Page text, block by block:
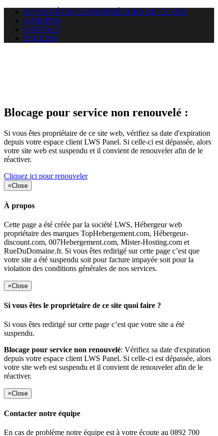
SI VOUS ÊTES LE PROPRIÉTAIRE DE CE SITE
A PROPOS
CONTACT
ENGLISH
Blocage pour service non renouvelé :
Si vous êtes propriétaire de ce site web, vérifiez sa date d'expiration
depuis votre espace client LWS Panel. Si celle-ci est dépassée, alors
votre site web est suspendu et il convient de renouveler afin de le
réactiver.
Cliquez ici pour renouveler
×Close
À propos
Cette page a été créée par la société LWS, Hébergeur web
propriétaire des marques TopHebergement.com, Hébergeur-
discount.com, 007Hebergement.com, Mister-Hosting.com et
RueDuDomaine.fr. Si vous êtes redirigé sur cette page c’est que
votre site a été suspendu soit pour facture impayée soit pour la
violation des conditions générales de nos services.
×Close
Si vous êtes le propriétaire de ce site quoi faire ?
Si vous êtes redirigé sur cette page c’est que votre site a été
suspendu.
Blocage pour service non renouvelé: Vérifiez sa date d'expiration
depuis votre espace client LWS Panel. Si celle-ci est dépassée, alors
votre site web est suspendu et il convient de renouveler afin de le
réactiver.
×Close
Contacter notre équipe
En cas de problème notre équipe est à votre écoute au 0892 700